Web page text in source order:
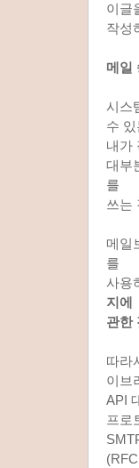
이글
작성
메일
시스
수 있
내가
대부
를
쓰는
메일
를
사용
지에
관한
따라
이브
API
프로